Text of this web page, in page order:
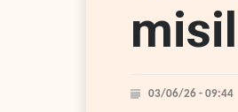
03/06/26 - 09:44